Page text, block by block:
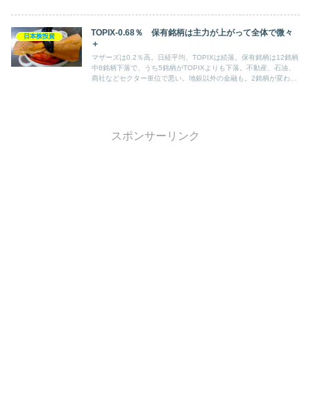
日本株投資
TOPIX-0.68％ 保有銘柄は主力が上がって全体で微々
＋
マザーズは0.2％高。日経平均、TOPIXは続落。保有銘柄は12銘柄
中8銘柄下落で、うち5銘柄がTOPIXよりも下落。不動産、石油、
商社などセクター単位で悪い。地銀以外の金融も。2銘柄が変わら
スポンサーリンク